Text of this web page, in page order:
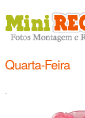
Quarta-Feira
.